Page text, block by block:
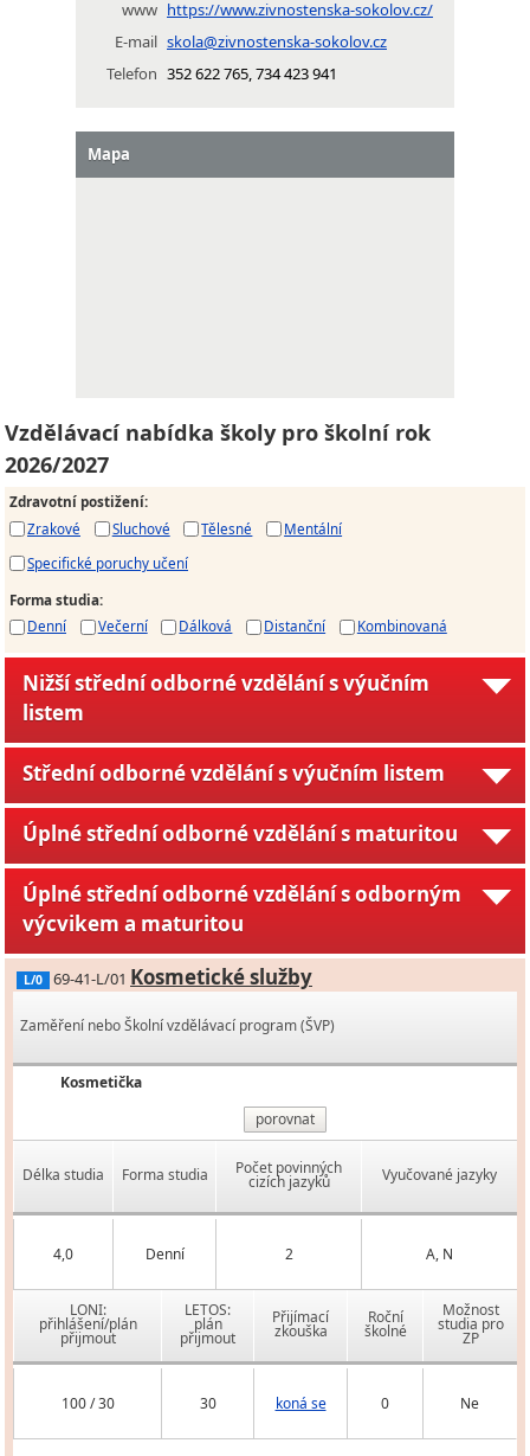
www https://www.zivnostenska-sokolov.cz/
E-mail skola@zivnostenska-sokolov.cz
Telefon 352 622 765, 734 423 941
Mapa
Vzdělávací nabídka školy pro školní rok
2026/2027
Zdravotní postižení:
Zrakové
Sluchové Tělesné
Mentální
Specifické poruchy učení
Forma studia:
Denní
Večerní Dálková Distanční Kombinovaná
Nižší střední odborné vzdělání s výučním
listem
Střední odborné vzdělání s výučním listem
Úplné střední odborné vzdělání s maturitou
Úplné střední odborné vzdělání s odborným
výcvikem a maturitou
L/0 69-41-L/01 Kosmetické služby
Zaměření nebo Školní vzdělávací program (ŠVP)
Kosmetička
porovnat
Délka studia Forma studia Počet povinných
cizích jazyků Vyučované jazyky
4,0 Denní 2 A, N
LONI:
přihlášení/plán
přijmout
LETOS:
plán
přijmout
Přijímací
zkouška
Roční
školné
Možnost
studia pro
ZP
100 / 30 30 koná se 0 Ne